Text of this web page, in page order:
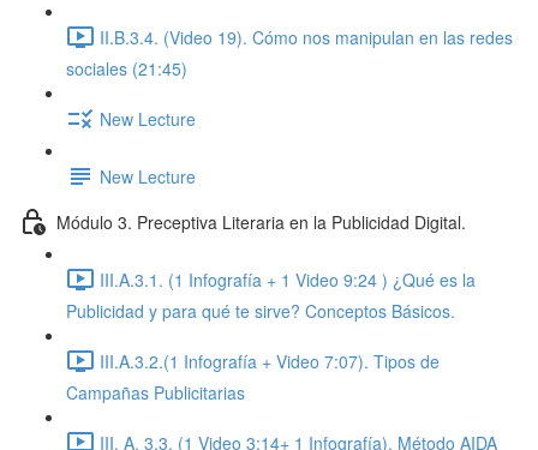
II.B.3.4. (Video 19). Cómo nos manipulan en las redes
sociales (21:45)
New Lecture
New Lecture
Módulo 3. Preceptiva Literaria en la Publicidad Digital.
III.A.3.1. (1 Infografía + 1 Video 9:24 ) ¿Qué es la
Publicidad y para qué te sirve? Conceptos Básicos.
III.A.3.2.(1 Infografía + Video 7:07). Tipos de
Campañas Publicitarias
III. A. 3.3. (1 Video 3:14+ 1 Infografía). Método AIDA